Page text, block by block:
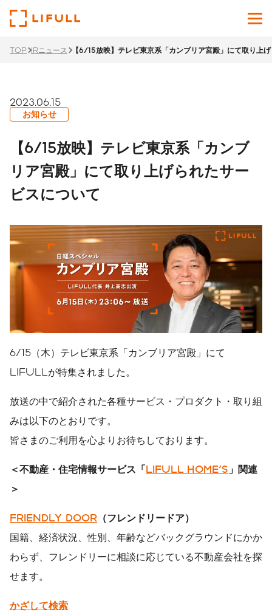
Japanese English
サービス
ニュース
サステナビリティ
TOP IRニュース 【6/15放映】テレビ東京系「カンブリア宮殿」にて取り上
2023.06.15
お知らせ
【6/15放映】テレビ東京系「カンブ
リア宮殿」にて取り上げられたサー
ビスについて
6/15（木）テレビ東京系「カンブリア宮殿」にて
LIFULLが特集されました。
放送の中で紹介された各種サービス・プロダクト・取り組
みは以下のとおりです。
皆さまのご利用を心よりお待ちしております。
＜不動産・住宅情報サービス「LIFULL HOME'S 」関連
＞
FRIENDLY DOOR （フレンドリードア）
国籍、経済状況、性別、年齢などバックグラウンドにかか
わらず、フレンドリーに相談に応じている不動産会社を探
せます。
かざして検索